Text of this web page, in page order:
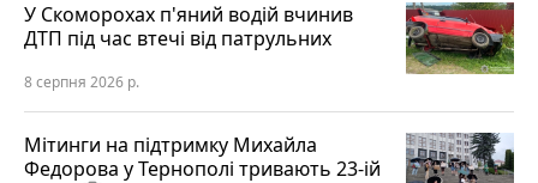
У Скоморохах п'яний водій вчинив
ДТП під час втечі від патрульних
8 серпня 2026 р.
Мітинги на підтримку Михайла
Федорова у Тернополі тривають 23-ій